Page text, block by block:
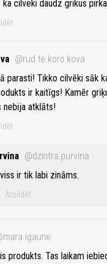
cilveki daudz grikus
@rud.te.koro.kova
parasti! Tikko cilvēki sāk
ir kaitīgs! Kamēr
nebija atklāts!
@dzintra.purvina
ir tik labi zināms.
Atbildēt
produkts. Tas laikam